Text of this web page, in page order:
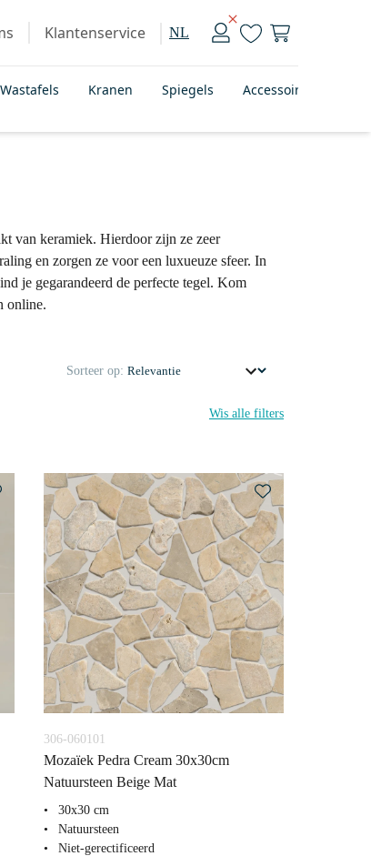
Klantenservice NL
Wastafels Kranen Spiegels Accessoires
van keramiek. Hierdoor zijn ze zeer
en zorgen ze voor een luxueuze sfeer. In
je gegarandeerd de perfecte tegel. Kom
online.
Sorteer op:
Wis alle filters
306-060101
Mozaïek Pedra Cream 30x30cm
Natuursteen Beige Mat
30x30 cm
Natuursteen
Niet-gerectificeerd